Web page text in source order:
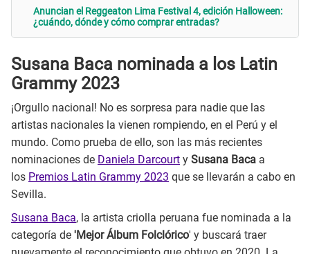
Anuncian el Reggeaton Lima Festival 4, edición Halloween:
¿cuándo, dónde y cómo comprar entradas?
Susana Baca nominada a los Latin
Grammy 2023
¡Orgullo nacional! No es sorpresa para nadie que las
artistas nacionales la vienen rompiendo, en el Perú y el
mundo. Como prueba de ello, son las más recientes
nominaciones de Daniela Darcourt y Susana Baca a
los Premios Latin Grammy 2023 que se llevarán a cabo en
Sevilla.
Susana Baca, la artista criolla peruana fue nominada a la
categoría de 'Mejor Álbum Folclórico' y buscará traer